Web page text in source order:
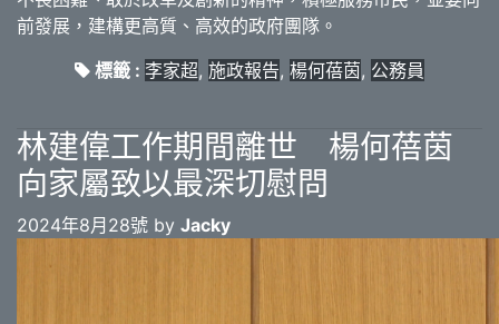
前發展，建構更高質、高效的政府團隊。
標籤 : 李家超, 施政報告, 楊何蓓茵, 公務員
林建偉工作期間離世 楊何蓓茵
向家屬致以最深切慰問
2024年8月28號 by Jacky